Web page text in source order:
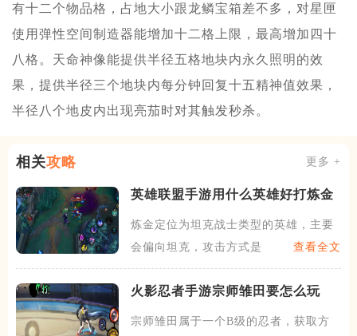
有十二个物品格，占地大小跟龙鳞宝箱差不多，对星匣
使用弹性空间制造器能增加十二格上限，最高增加四十
八格。天命神像能提供半径五格地块内永久照明的效
果，提供半径三个地块内每分钟回复十五精神值效果，
半径八个地皮内出现亮茄时对其触发秒杀。
相关攻略 更多 +
英雄联盟手游用什么英雄好打炼金
炼金定位为坦克战士类型的英雄，主要
会偏向坦克，攻击方式是以法
查看全文
火影忍者手游宗师雏田要怎么玩
宗师雏田属于一个B级的忍者，获取方